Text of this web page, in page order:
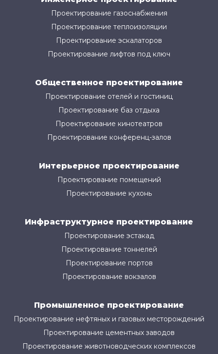
Проектирование газоснабжения
Проектирование теплоизоляции
Проектирование эскалаторов
Проектирование лифтов под ключ
Общественное проектирование
Проектирование отелей и гостиниц
Проектирование баз отдыха
Проектирование кинотеатров
Проектирование конференц-залов
Интерьерное проектирование
Проектирование помещений
Проектирование кухонь
Инфраструктурное проектирование
Проектирование эстакад
Проектирование тоннелей
Проектирование портов
Проектирование вокзалов
Промышленное проектирование
Проектирование нефтяных и газовых месторождений
Проектирование цементных заводов
Проектирование животноводческих комплексов